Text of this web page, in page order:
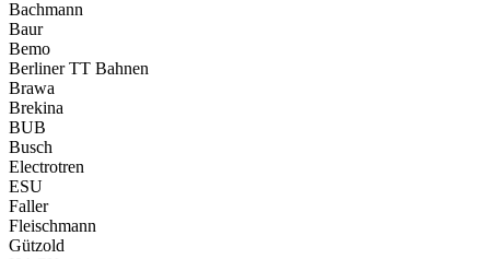
Bachmann
Baur
Bemo
Berliner TT Bahnen
Brawa
Brekina
BUB
Busch
Electrotren
ESU
Faller
Fleischmann
Gützold